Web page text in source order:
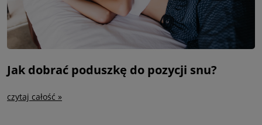
Jak dobrać poduszkę do pozycji snu?
czytaj całość »